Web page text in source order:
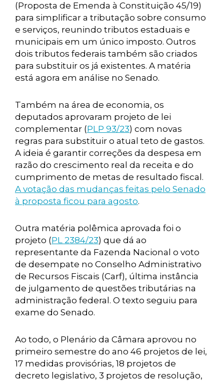
(Proposta de Emenda à Constituição 45/19)
para simplificar a tributação sobre consumo
e serviços, reunindo tributos estaduais e
municipais em um único imposto. Outros
dois tributos federais também são criados
para substituir os já existentes. A matéria
está agora em análise no Senado.
Também na área de economia, os
deputados aprovaram projeto de lei
complementar (PLP 93/23) com novas
regras para substituir o atual teto de gastos.
A ideia é garantir correções da despesa em
razão do crescimento real da receita e do
cumprimento de metas de resultado fiscal.
A votação das mudanças feitas pelo Senado
à proposta ficou para agosto.
Outra matéria polêmica aprovada foi o
projeto (PL 2384/23) que dá ao
representante da Fazenda Nacional o voto
de desempate no Conselho Administrativo
de Recursos Fiscais (Carf), última instância
de julgamento de questões tributárias na
administração federal. O texto seguiu para
exame do Senado.
Ao todo, o Plenário da Câmara aprovou no
primeiro semestre do ano 46 projetos de lei,
17 medidas provisórias, 18 projetos de
decreto legislativo, 3 projetos de resolução,